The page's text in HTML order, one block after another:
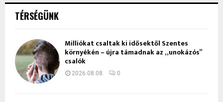
TÉRSÉGÜNK
Milliókat csaltak ki idősektől Szentes
környékén – újra támadnak az „unokázós”
csalók
2026.08.08. 0